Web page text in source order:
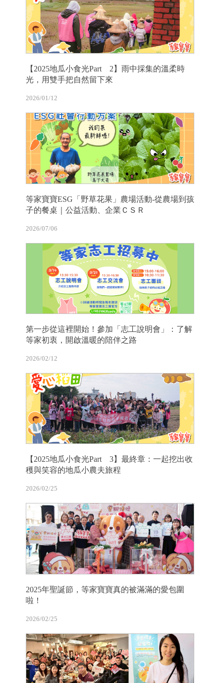
【2025地瓜小食光Part 2】雨中採集的溫柔時
光，用雙手把自然留下來
2026/01/12
等家寶寶ESG「野草花果」農場活動-從農場到孩
子的餐桌｜公益活動、企業ＣＳＲ
2026/07/06
第一步從這裡開始！參加「志工說明會」：了解
等家初衷，開啟溫暖的陪伴之路
2026/02/12
【2025地瓜小食光Part 3】最終章：一起挖出收
穫與笑容的地瓜小農夫旅程
2026/02/25
2025年聖誕節，等家寶寶真的被滿滿的愛包圍
啦！
2026/02/25